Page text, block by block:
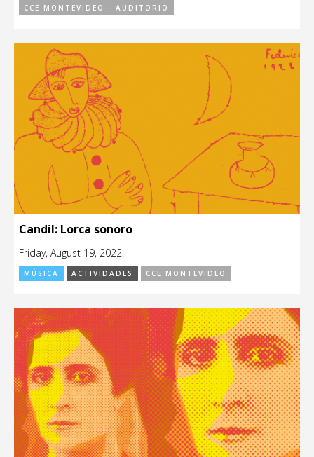
CCE MONTEVIDEO - AUDITORIO
Candil: Lorca sonoro
Friday, August 19, 2022.
MÚSICA ACTIVIDADES CCE MONTEVIDEO